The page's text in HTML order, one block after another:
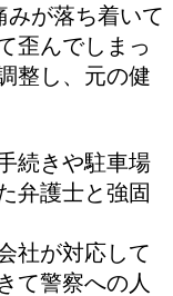
が落ち着いて
歪んでしまっ
整し、元の健
続きや駐車場
弁護士と強固
社が対応して
て警察への人